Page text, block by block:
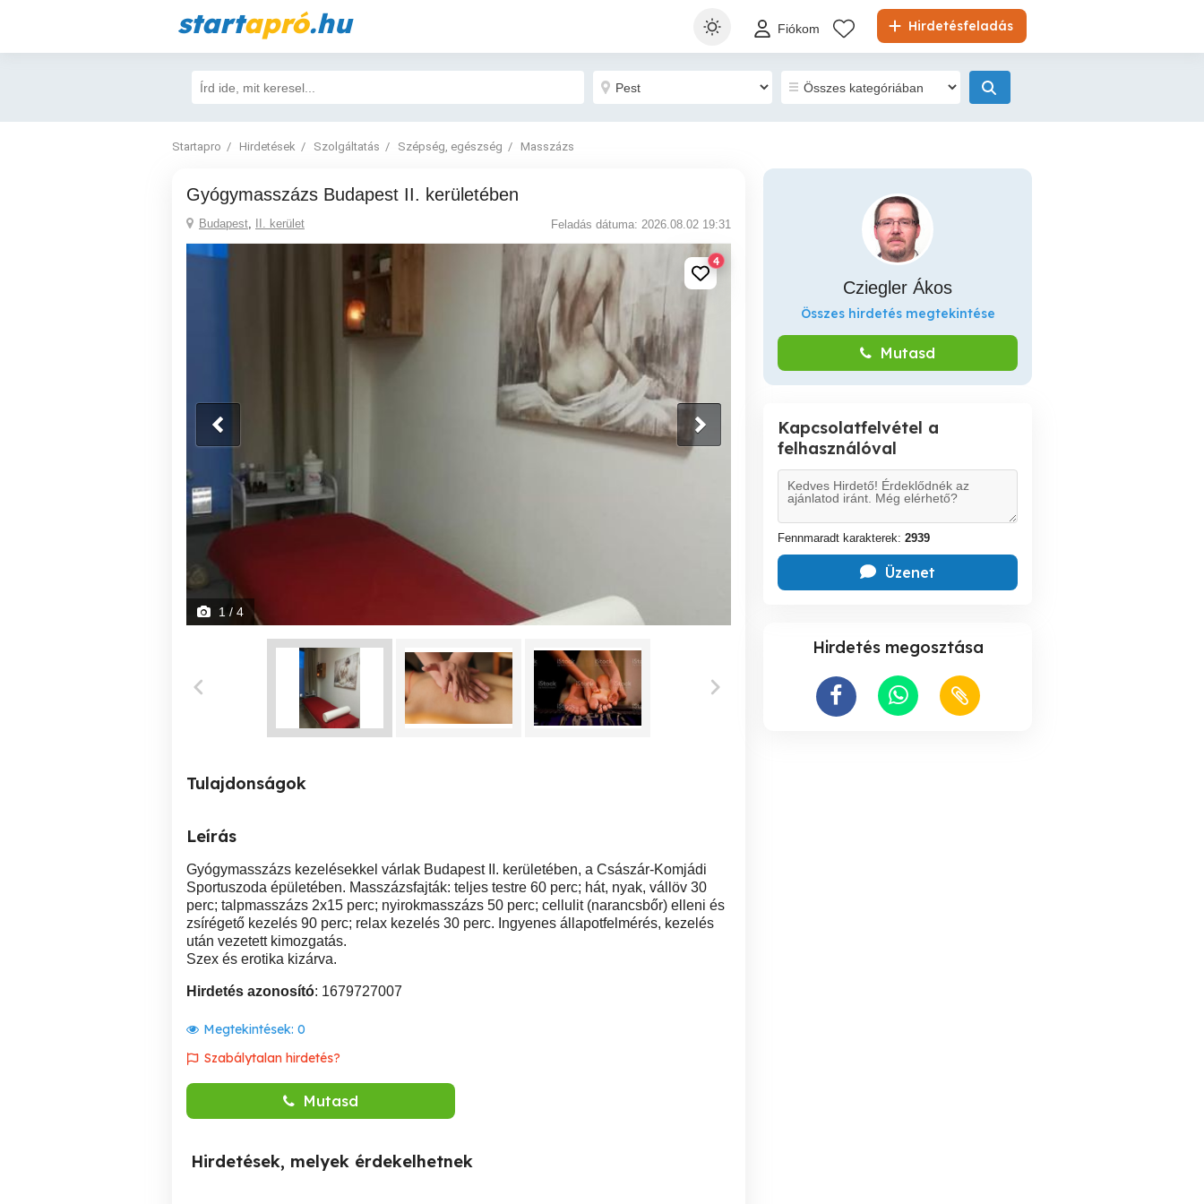
startapró.hu Hirdetésfeladás
Fiókom
Startapro Hirdetések Szolgáltatás Szépség, egészség Masszázs
Gyógymasszázs Budapest II. kerületében
Budapest, II. kerület Feladás dátuma: 2026.08.02 19:31
4
1 / 4
Tulajdonságok
Leírás
Gyógymasszázs kezelésekkel várlak Budapest II. kerületében, a Császár-Komjádi
Sportuszoda épületében. Masszázsfajták: teljes testre 60 perc; hát, nyak, vállöv 30
perc; talpmasszázs 2x15 perc; nyirokmasszázs 50 perc; cellulit (narancsbőr) elleni és
zsírégető kezelés 90 perc; relax kezelés 30 perc. Ingyenes állapotfelmérés, kezelés
után vezetett kimozgatás.
Szex és erotika kizárva.
Hirdetés azonosító: 1679727007
Megtekintések: 0
Szabálytalan hirdetés?
Mutasd
Hirdetések, melyek érdekelhetnek
Cziegler Ákos
Összes hirdetés megtekintése
Mutasd
Kapcsolatfelvétel a
felhasználóval
Fennmaradt karakterek: 2939
Üzenet
Hirdetés megosztása